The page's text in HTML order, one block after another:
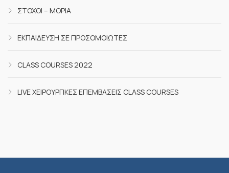
ΣΤΌΧΟΙ – ΜΌΡΙΑ
ΕΚΠΑΊΔΕΥΣΗ ΣΕ ΠΡΟΣΟΜΟΙΩΤΈΣ
CLASS COURSES 2022
LIVE ΧΕΙΡΟΥΡΓΙΚΈΣ ΕΠΕΜΒΆΣΕΙΣ CLASS COURSES